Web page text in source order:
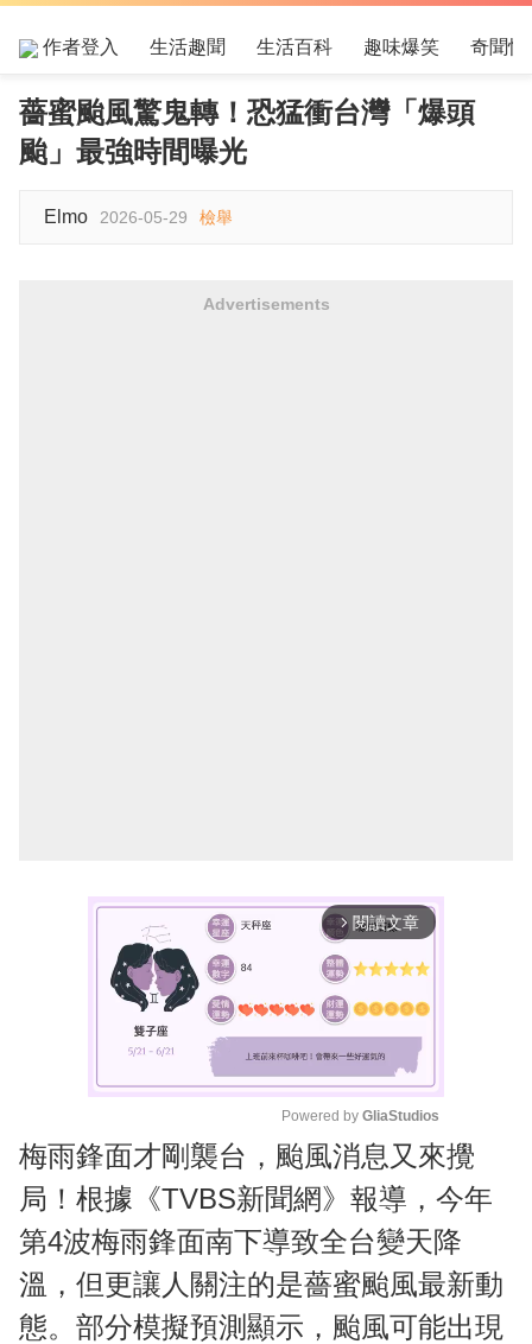
作者登入 生活趣聞 生活百科 趣味爆笑 奇聞怪
薔蜜颱風驚鬼轉！恐猛衝台灣「爆頭
颱」最強時間曝光
Elmo 2026-05-29 檢舉
Advertisements
arrow_forward_ios 閱讀文章
M
u
t
e
Powered by GliaStudios
梅雨鋒面才剛襲台，颱風消息又來攪
局！根據《TVBS新聞網》報導，今年
第4波梅雨鋒面南下導致全台變天降
溫，但更讓人關注的是薔蜜颱風最新動
態。部分模擬預測顯示，颱風可能出現